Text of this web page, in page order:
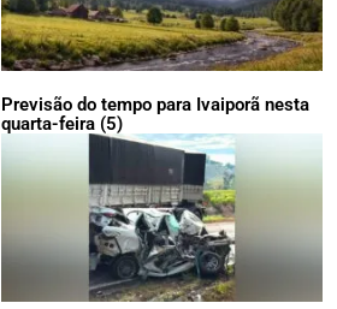
Previsão do tempo para Ivaiporã nesta
quarta-feira (5)